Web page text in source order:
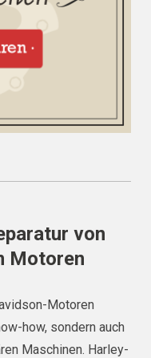
von
Motoren
Motoren
how, sondern auch
Maschinen. Harley-